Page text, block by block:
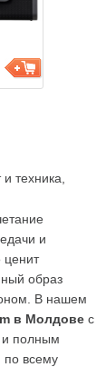
техника,
и
ценит
образ
В нашем
в Молдове с
и полным
по всему